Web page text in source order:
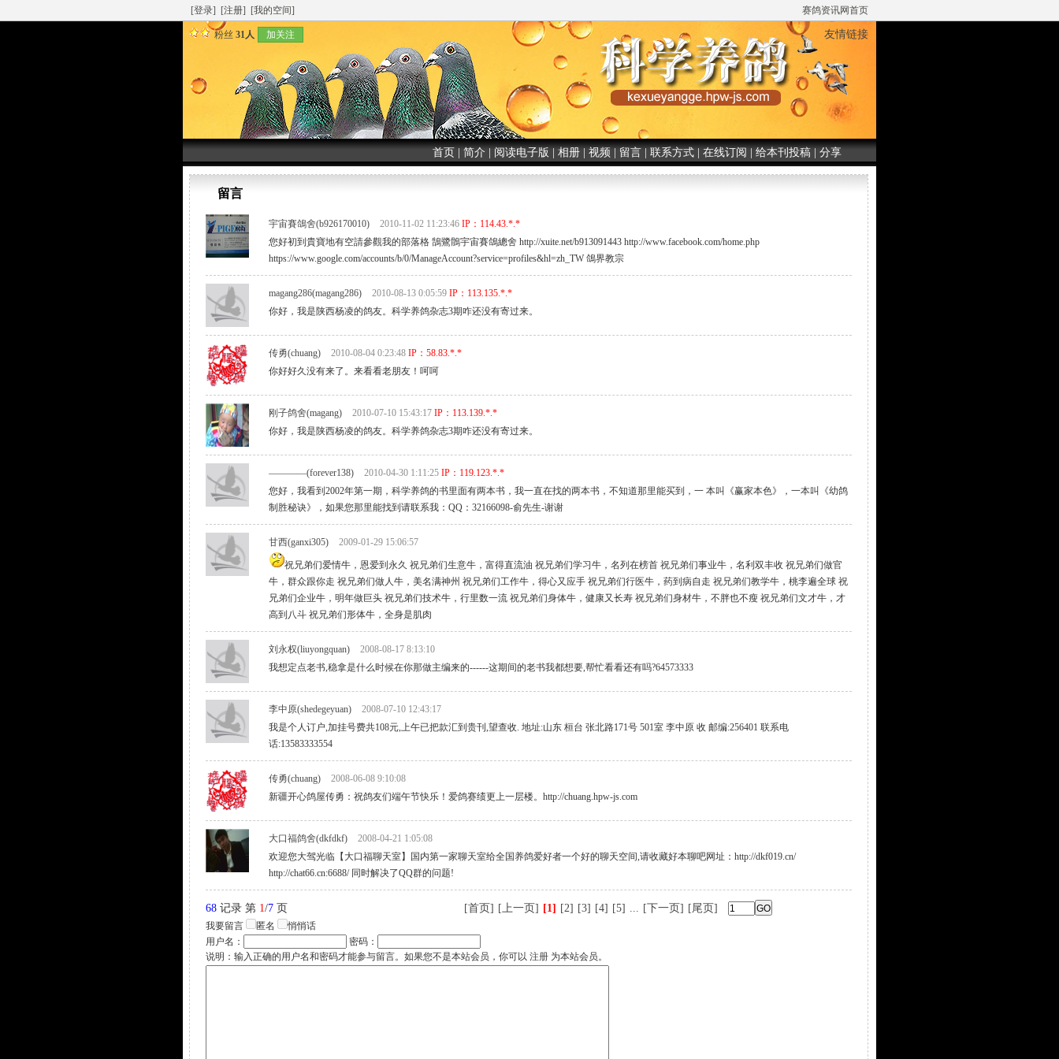
[登录] [注册] [我的空间] 赛鸽资讯网首页
粉丝 31人 加关注 友情链接
首页 简介 阅读电子版 相册 视频 留言 联系方式 在线订阅 给本刊投稿 分享
留言
宇宙賽鴿舍(b926170010) 2010-11-02 11:23:46 IP：114.43.*.*
您好初到貴寶地有空請參觀我的部落格 鵠鷺鶻宇宙賽鴿總舍 http://xuite.net/b913091443 http://www.facebook.com/home.php
https://www.google.com/accounts/b/0/ManageAccount?service=profiles&hl=zh_TW 鴿界教宗
magang286(magang286) 2010-08-13 0:05:59 IP：113.135.*.*
你好，我是陕西杨凌的鸽友。科学养鸽杂志3期咋还没有寄过来。
传勇(chuang) 2010-08-04 0:23:48 IP：58.83.*.*
你好好久没有来了。来看看老朋友！呵呵
刚子鸽舍(magang) 2010-07-10 15:43:17 IP：113.139.*.*
你好，我是陕西杨凌的鸽友。科学养鸽杂志3期咋还没有寄过来。
————(forever138) 2010-04-30 1:11:25 IP：119.123.*.*
您好，我看到2002年第一期，科学养鸽的书里面有两本书，我一直在找的两本书，不知道那里能买到，一 本叫《赢家本色》，一本叫《幼鸽
制胜秘诀》，如果您那里能找到请联系我：QQ：32166098-俞先生-谢谢
甘西(ganxi305) 2009-01-29 15:06:57
祝兄弟们爱情牛，恩爱到永久 祝兄弟们生意牛，富得直流油 祝兄弟们学习牛，名列在榜首 祝兄弟们事业牛，名利双丰收 祝兄弟们做官
牛，群众跟你走 祝兄弟们做人牛，美名满神州 祝兄弟们工作牛，得心又应手 祝兄弟们行医牛，药到病自走 祝兄弟们教学牛，桃李遍全球 祝
兄弟们企业牛，明年做巨头 祝兄弟们技术牛，行里数一流 祝兄弟们身体牛，健康又长寿 祝兄弟们身材牛，不胖也不瘦 祝兄弟们文才牛，才
高到八斗 祝兄弟们形体牛，全身是肌肉
刘永权(liuyongquan)
2008-08-17 8:13:10
我想定点老书,稳拿是什么时候在你那做主编来的------这期间的老书我都想要,帮忙看看还有吗?64573333
李中原(shedegeyuan)
2008-07-10 12:43:17
我是个人订户,加挂号费共108元,上午已把款汇到贵刊,望查收. 地址:山东 桓台 张北路171号 501室 李中原 收 邮编:256401 联系电
话:13583333554
传勇(chuang)
2008-06-08 9:10:08
新疆开心鸽屋传勇：祝鸽友们端午节快乐！爱鸽赛绩更上一层楼。http://chuang.hpw-js.com
大口福鸽舍(dkfdkf)
2008-04-21 1:05:08
欢迎您大驾光临【大口福聊天室】国内第一家聊天室给全国养鸽爱好者一个好的聊天空间,请收藏好本聊吧网址：http://dkf019.cn/
http://chat66.cn:6688/ 同时解决了QQ群的问题!
68 记录 第 1/7 页 [首页] [上一页] [1] [2] [3] [4] [5] ... [下一页] [尾页]
我要留言 匿名
悄悄话
用户名：
密码：
说明：输入正确的用户名和密码才能参与留言。如果您不是本站会员，你可以 注册 为本站会员。